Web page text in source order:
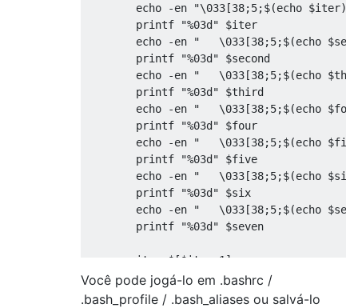
        echo
-en
"\033[38;5;$(echo
        printf
"%03d" $iter
        echo
-en
"   \033[38;5;$(echo
        printf
"%03d" $second
        echo
-en
"   \033[38;5;$(echo
        printf
"%03d" $third
        echo
-en
"   \033[38;5;$(echo
        printf
"%03d" $four
        echo
-en
"   \033[38;5;$(echo
        printf
"%03d" $five
        echo
-en
"   \033[38;5;$(echo
        printf
"%03d" $six
        echo
-en
"   \033[38;5;$(echo
        printf
"%03d" $seven
        iter
$ [$iter 1 ]
        printf
'\r\n'
Você pode jogá-lo em .bashrc /
.bash_profile / .bash_aliases ou salvá-lo